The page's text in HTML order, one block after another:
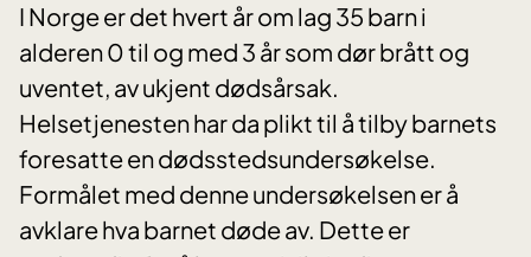
I Norge er det hvert år om lag 35 barn i
alderen 0 til og med 3 år som dør brått og
uventet, av ukjent dødsårsak.
Helsetjenesten har da plikt til å tilby barnets
foresatte en dødsstedsundersøkelse.
Formålet med denne undersøkelsen er å
avklare hva barnet døde av. Dette er